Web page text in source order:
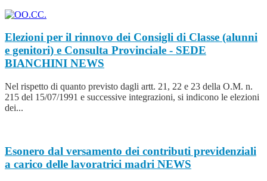
Elezioni per il rinnovo dei Consigli di Classe (alunni
e genitori) e Consulta Provinciale - SEDE
BIANCHINI NEWS
Nel rispetto di quanto previsto dagli artt. 21, 22 e 23 della O.M. n.
215 del 15/07/1991 e successive integrazioni, si indicono le elezioni
dei...
Esonero dal versamento dei contributi previdenziali
a carico delle lavoratrici madri NEWS